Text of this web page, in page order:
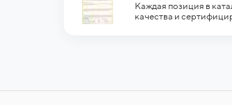
Каждая позиция в
качества и